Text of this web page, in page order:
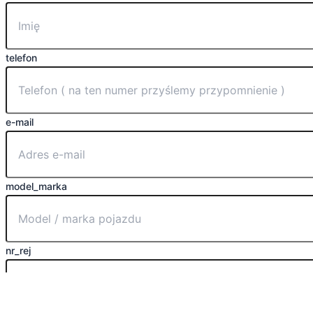
telefon
e-mail
model_marka
nr_rej